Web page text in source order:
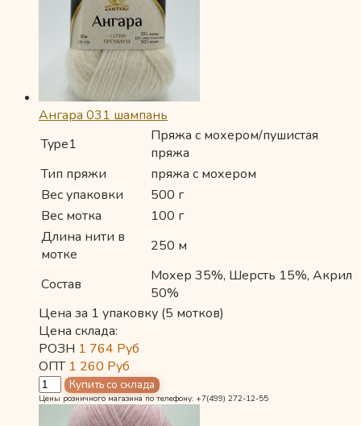
Ангара 031 шампань
Type1
Пряжа с мохером/пушистая
пряжа
Тип пряжи
пряжа с мохером
Вес упаковки
500 г
Вес мотка
100 г
Длина нити в
мотке
250 м
Состав
Мохер 35%, Шерсть 15%, Акрил
50%
Цена за 1 упаковку (5 мотков)
Цена склада:
РОЗН 1 764 Руб
ОПТ 1 260 Руб
Цены розничного магазина по телефону: +7(499) 272-12-55